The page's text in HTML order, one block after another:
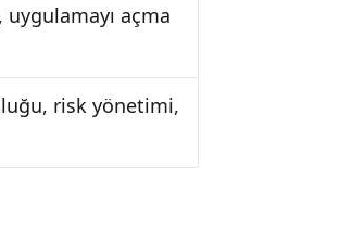
uygulamayı açma
risk yönetimi,